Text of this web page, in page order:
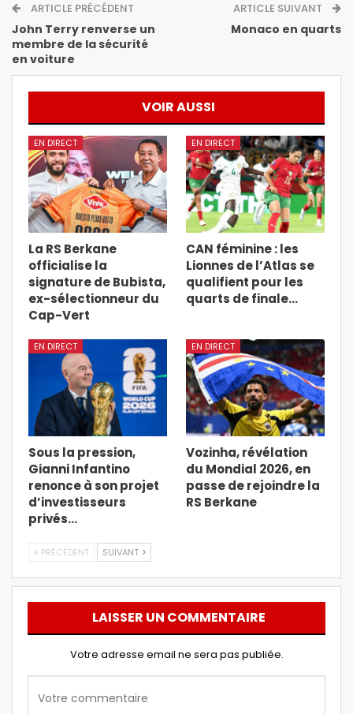
ARTICLE PRÉCÉDENT
John Terry renverse un
membre de la sécurité
en voiture
ARTICLE SUIVANT
Monaco en quarts
VOIR AUSSI
EN DIRECT
La RS Berkane
officialise la
signature de Bubista,
ex-sélectionneur du
Cap-Vert
EN DIRECT
CAN féminine : les
Lionnes de l’Atlas se
qualifient pour les
quarts de finale…
EN DIRECT
Sous la pression,
Gianni Infantino
renonce à son projet
d’investisseurs
privés…
EN DIRECT
Vozinha, révélation
du Mondial 2026, en
passe de rejoindre la
RS Berkane
PRÉCÉDENT SUIVANT
LAISSER UN COMMENTAIRE
Votre adresse email ne sera pas publiée.